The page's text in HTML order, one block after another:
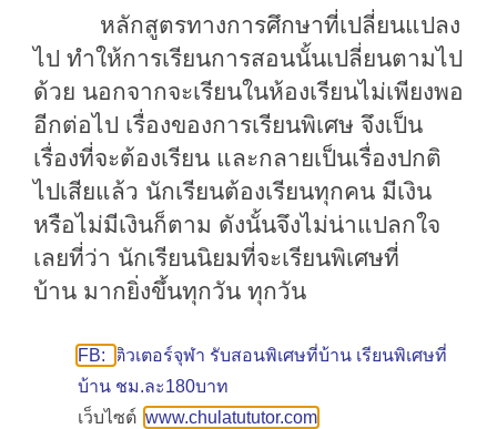
หลักสูตรทางการศึกษาที่เปลี่ยนแปลง
ไป ทำให้การเรียนการสอนนั้นเปลี่ยนตามไป
ด้วย นอกจากจะเรียนในห้องเรียนไม่เพียงพอ
อีกต่อไป เรื่องของการเรียนพิเศษ จึงเป็น
เรื่องที่จะต้องเรียน และกลายเป็นเรื่องปกติ
ไปเสียแล้ว นักเรียนต้องเรียนทุกคน มีเงิน
หรือไม่มีเงินก็ตาม ดังนั้นจึงไม่น่าแปลกใจ
เลยที่ว่า นักเรียนนิยมที่จะเรียนพิเศษที่
บ้าน มากยิ่งขึ้นทุกวัน ทุกวัน
FB:
ติวเตอร์จุฬา รับสอนพิเศษที่บ้าน เรียนพิเศษที่
บ้าน ชม.ละ180บาท
เว็บไซต์ www.chulatututor.com